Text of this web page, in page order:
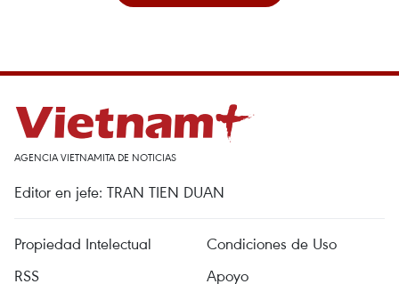
AGENCIA VIETNAMITA DE NOTICIAS
Editor en jefe: TRAN TIEN DUAN
Propiedad Intelectual
Condiciones de Uso
RSS
Apoyo